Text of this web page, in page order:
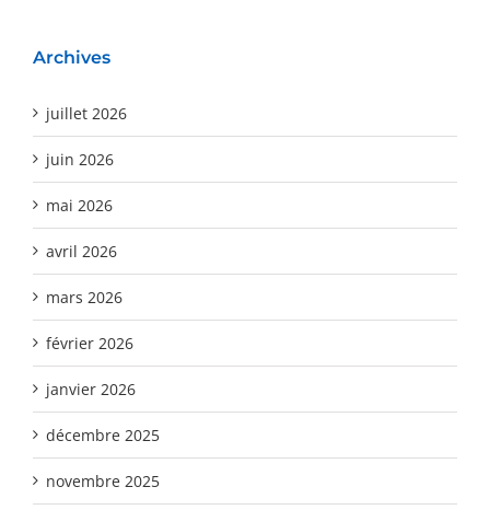
Archives
juillet 2026
juin 2026
mai 2026
avril 2026
mars 2026
février 2026
janvier 2026
décembre 2025
novembre 2025